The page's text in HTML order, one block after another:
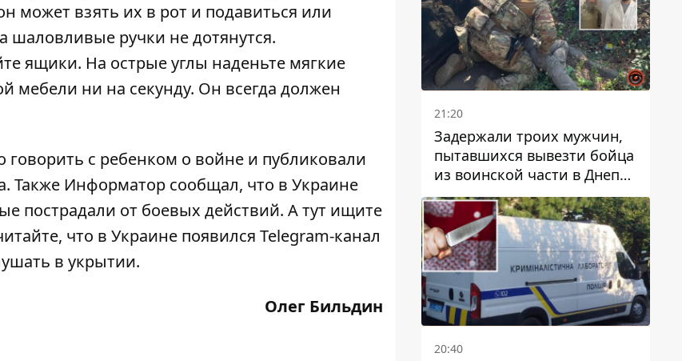
может взять их в рот и подавиться или
шаловливые ручки не дотянутся.
ящики. На острые углы наденьте мягкие
мебели ни на секунду. Он всегда должен
говорить с ребенком о войне и публиковали
. Также Информатор сообщал, что в Украине
пострадали от боевых действий. Атут ищите
что в Украине появился Telegram-канал
в укрытии.
Олег Бильдин
21:20
Задержали троих мужчин,
пытавшихся вывезти бойца
из воинской части в Днепр
за 7 тысяч долларов: среди
них был врач
20:40